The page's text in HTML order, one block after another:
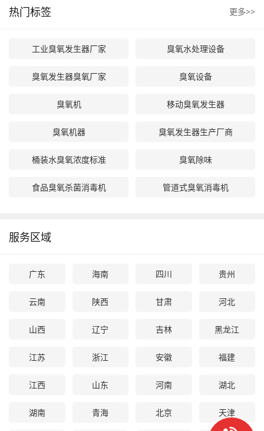
热门标签 更多>>
工业臭氧发生器厂家 臭氧水处理设备
臭氧发生器臭氧厂家 臭氧设备
臭氧机 移动臭氧发生器
臭氧机器 臭氧发生器生产厂商
桶装水臭氧浓度标准 臭氧除味
食品臭氧杀菌消毒机 管道式臭氧消毒机
服务区域
广东 海南 四川 贵州
云南 陕西 甘肃 河北
山西 辽宁 吉林 黑龙江
江苏 浙江 安徽 福建
江西 山东 河南 湖北
湖南 青海 北京 天津